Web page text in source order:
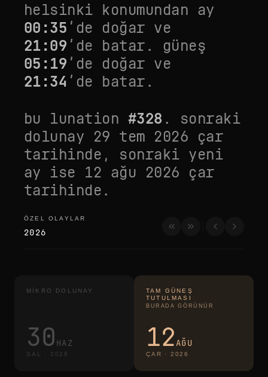
helsinki konumundan ay
00:35 ’de doğar ve
21:09 ’de batar. güneş
05:19 ’de doğar ve
21:34 ’de batar.
bu lunation #328 . sonraki
dolunay 29 tem 2026 çar
tarihinde, sonraki yeni
ay ise 12 ağu 2026 çar
tarihinde.
özel olaylar
ÖZEL OLAYLAR
2026
MIKRO DOLUNAY
30 HAZ
SAL · 2026
TAM GÜNEŞ
TUTULMASI
BURADA GÖRÜNÜR
12AĞU
ÇAR · 2026